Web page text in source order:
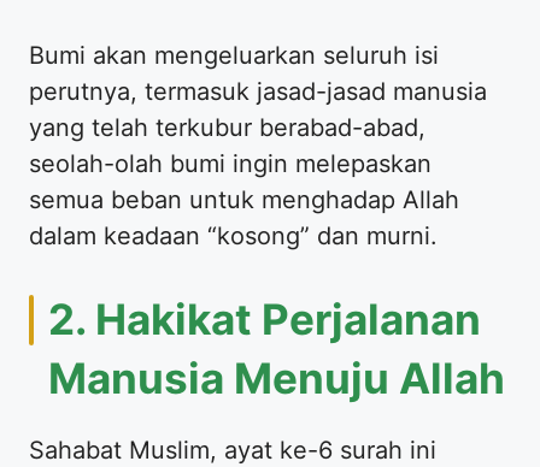
​Bumi akan mengeluarkan seluruh isi
perutnya, termasuk jasad-jasad manusia
yang telah terkubur berabad-abad,
seolah-olah bumi ingin melepaskan
semua beban untuk menghadap Allah
dalam keadaan “kosong” dan murni.
​2. Hakikat Perjalanan
Manusia Menuju Allah
​Sahabat Muslim, ayat ke-6 surah ini